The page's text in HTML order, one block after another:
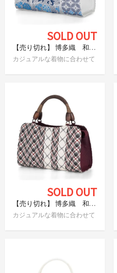
SOLD OUT
【売り切れ】 博多織 和装バッグ 更紗
カジュアルな着物に合わせて
SOLD OUT
【売り切れ】 博多織 和装バッグ ゆらぎ格子
カジュアルな着物に合わせて